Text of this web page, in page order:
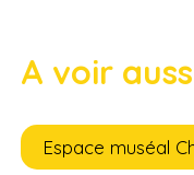
A voir
Espace muséal